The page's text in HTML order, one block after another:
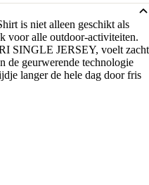
is niet alleen geschikt als
voor alle outdoor-activiteiten.
SINGLE JERSEY, voelt zacht
de geurwerende technologie
langer de hele dag door fris